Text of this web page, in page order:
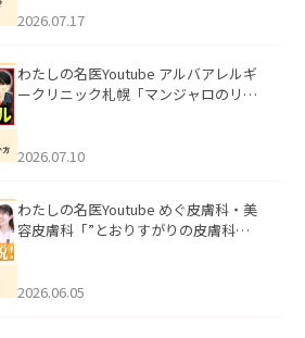
した。
2026.07.17
わたしの名医Youtube アルバアレルギ
ークリニック札幌「マンジャロのリア
た。
2026.07.10
わたしの名医Youtube めぐ皮膚科・美
容皮膚科「”とおりすがりの皮膚科
2026.06.05